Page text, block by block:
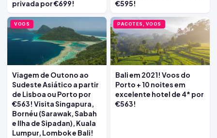
privada por €699!
€595!
VOOS
Viagem de Outono ao
Sudeste Asiático a partir
de Lisboa ou Porto por
€563! Visita Singapura,
Bornéu (Sarawak, Sabah
e Ilha de Sipadan), Kuala
Lumpur, Lombok e Bali!
PACOTES, VOOS
Bali em 2021! Voos do
Porto + 10 noites em
excelente hotel de 4* por
€563!